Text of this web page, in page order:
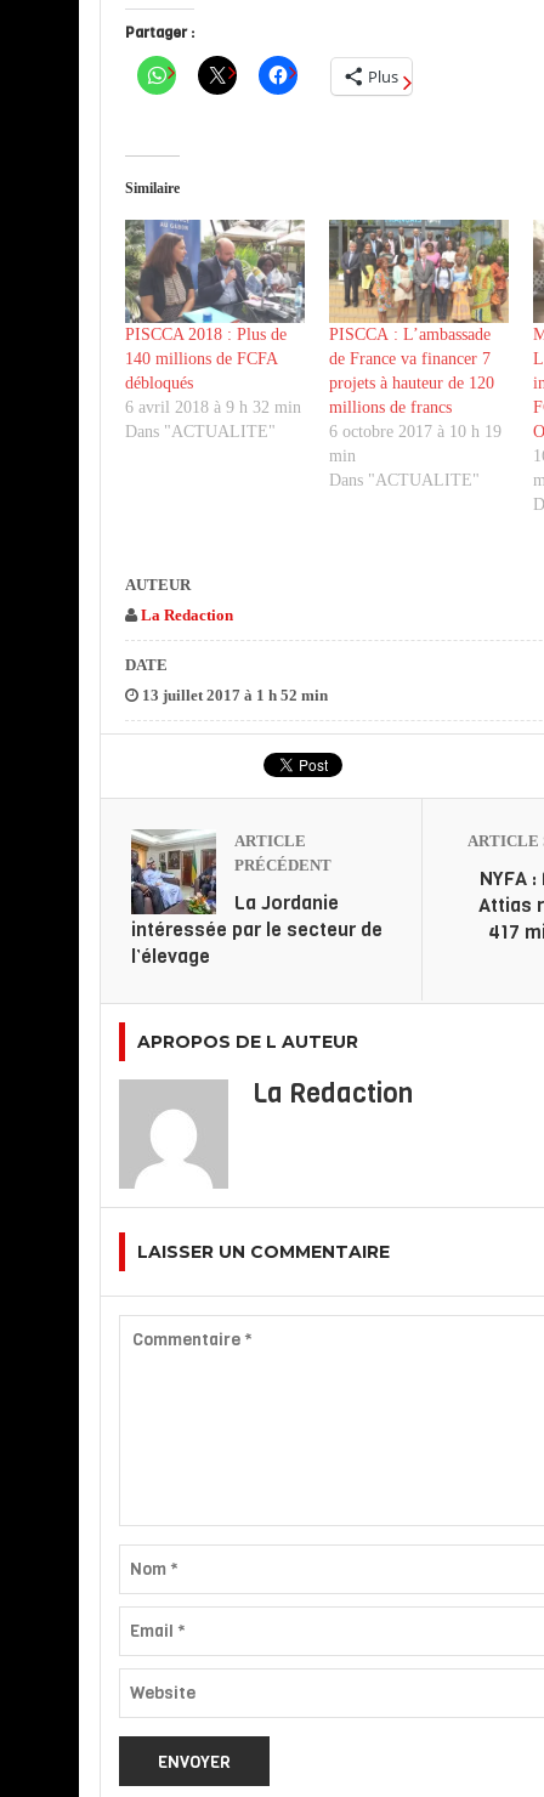
Partager :
Plus
Similaire
PISCCA 2018 : Plus de
140 millions de FCFA
débloqués
6 avril 2018 à 9 h 32 min
Dans "ACTUALITE"
PISCCA : L’ambassade
de France va financer 7
projets à hauteur de 120
millions de francs
6 octobre 2017 à 10 h 19
min
Dans "ACTUALITE"
AUTEUR
La Redaction
DATE
13 juillet 2017 à 1 h 52 min
ARTICLE
PRÉCÉDENT
La Jordanie
intéressée par le secteur de
l’élevage
ARTICLE
NYFA
Attias
417
APROPOS DE L AUTEUR
La Redaction
LAISSER UN COMMENTAIRE